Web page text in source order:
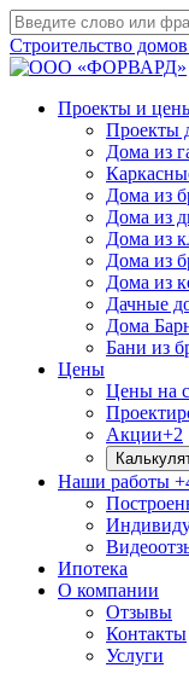
Строительство
Проекты и
Проекты
Дома из
Дома из
Дома из
Дома из
Дома из
Дома из
Дачные
Дома
Бани из
Цены
Цены на
Акции+2
Наши работы
Ипотека
О компании
Отзывы
Контакты
Услуги